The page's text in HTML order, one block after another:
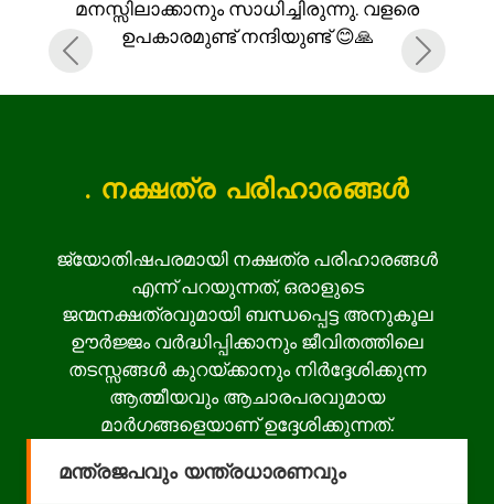
മനസ്സിലാക്കാനും സാധിച്ചിരുന്നു. വളരെ
ഉപകാരമുണ്ട് നന്ദിയുണ്ട് 😊🙏
. നക്ഷത്ര പരിഹാരങ്ങൾ
ജ്യോതിഷപരമായി നക്ഷത്ര പരിഹാരങ്ങൾ
എന്ന് പറയുന്നത്, ഒരാളുടെ
ജന്മനക്ഷത്രവുമായി ബന്ധപ്പെട്ട അനുകൂല
ഊർജ്ജം വർദ്ധിപ്പിക്കാനും ജീവിതത്തിലെ
തടസ്സങ്ങൾ കുറയ്ക്കാനും നിർദ്ദേശിക്കുന്ന
ആത്മീയവും ആചാരപരവുമായ
മാർഗങ്ങളെയാണ് ഉദ്ദേശിക്കുന്നത്.
മന്ത്രജപവും യന്ത്രധാരണവും